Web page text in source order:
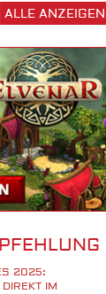
ALLE ANZEIGEN
2025:
IM B